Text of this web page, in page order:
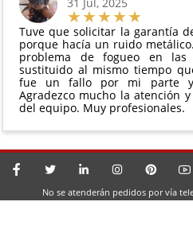
Tuve que solicitar la garantía
porque hacía un ruido
problema de fogueo en
sustituido al mismo tiempo
fue un fallo por mi parte y
Agradezco mucho la atención
del equipo. Muy profesionales.
No se atenderán pedidos por vía